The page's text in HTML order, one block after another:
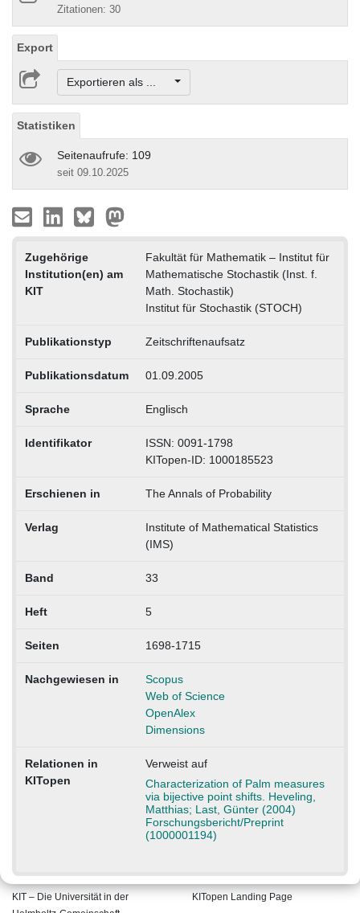
Zitationen: 30
Export
Exportieren als ...
Statistiken
Seitenaufrufe: 109
seit 09.10.2025
Zugehörige
Institution(en) am
KIT
Fakultät für Mathematik – Institut für
Mathematische Stochastik (Inst. f.
Math. Stochastik)
Institut für Stochastik (STOCH)
Publikationstyp Zeitschriftenaufsatz
Publikationsdatum 01.09.2005
Sprache Englisch
Identifikator
ISSN: 0091-1798
KITopen-ID: 1000185523
Erschienen in The Annals of Probability
Verlag
Institute of Mathematical Statistics
(IMS)
Band 33
Heft 5
Seiten 1698-1715
Nachgewiesen in
Scopus
Web of Science
OpenAlex
Dimensions
Relationen in
KITopen
Verweist auf
Characterization of Palm measures
via bijective point shifts. Heveling,
Matthias; Last, Günter (2004)
Forschungsbericht/Preprint
(1000001194)
KIT – Die Universität in der
KITopen Landing Page